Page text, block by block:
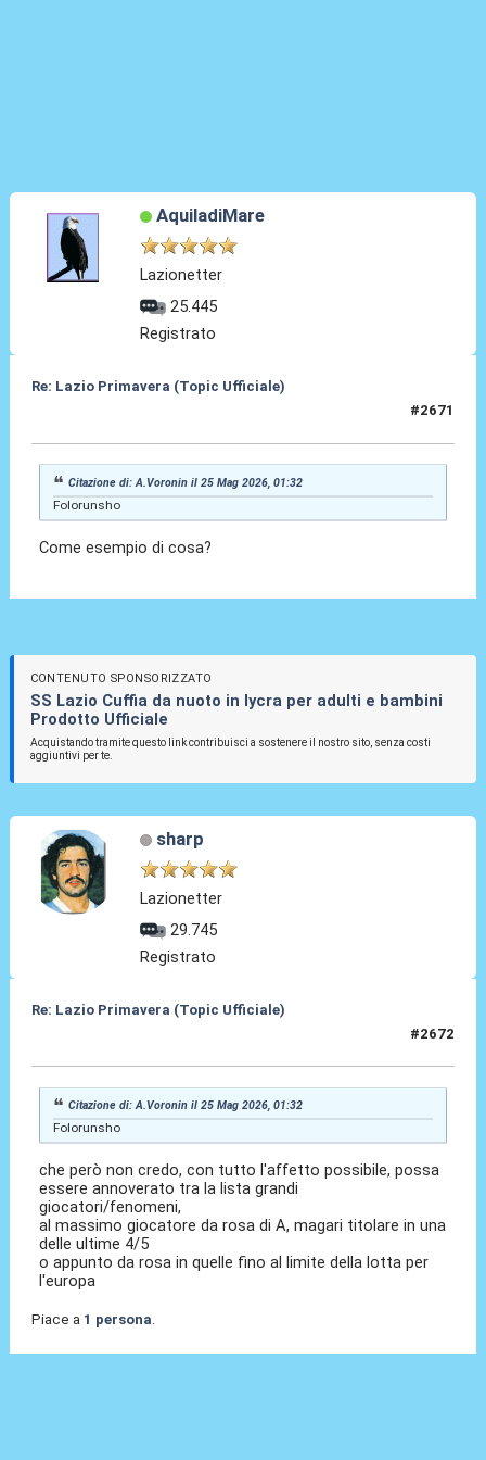
AquiladiMare
Lazionetter
25.445
Registrato
Re: Lazio Primavera (Topic Ufficiale)
#2671
Citazione di: A.Voronin il 25 Mag 2026, 01:32
Folorunsho
Come esempio di cosa?
CONTENUTO SPONSORIZZATO
SS Lazio Cuffia da nuoto in lycra per adulti e bambini
Prodotto Ufficiale
Acquistando tramite questo link contribuisci a sostenere il nostro sito, senza costi
aggiuntivi per te.
sharp
Lazionetter
29.745
Registrato
Re: Lazio Primavera (Topic Ufficiale)
#2672
Citazione di: A.Voronin il 25 Mag 2026, 01:32
Folorunsho
che però non credo, con tutto l'affetto possibile, possa
essere annoverato tra la lista grandi
giocatori/fenomeni,
al massimo giocatore da rosa di A, magari titolare in una
delle ultime 4/5
o appunto da rosa in quelle fino al limite della lotta per
l'europa
Piace a 1 persona